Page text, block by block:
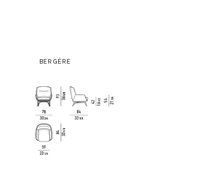
BERGÈRE